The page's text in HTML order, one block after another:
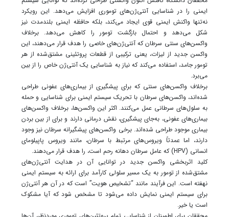
ایمنی را در شناسایی آنتی‌ژن‌های توموری افزایش می‌دهد. این رویکرد
نه‌تنها واکنش ایمنی قوی ایجاد می‌کند، بلکه حافظه ایمنی بلندمدت نیز
شکل می‌دهد و احتمال بازگشت تومور را کاهش می‌دهد. برخلاف
واکسن‌های سنتی سرطان که آنتی‌ژن‌های خاصی را هدف قرار می‌دهند، این
واکسن جدید از لیزات، یعنی ترکیبی از قطعات پروتئینی مشتق‌شده از هر
تومور جامد، استفاده می‌کند که نیاز به شناسایی یک آنتی‌ژن خاص را از بین
می‌برد.
برخلاف واکسن‌های سنتی که برای پیشگیری از بیماری‌های عفونی طراحی
شده‌اند، واکسن‌های سرطان با تحریک سیستم ایمنی برای شناسایی و حمله
به سلول‌های سرطانی عمل می‌کنند. اکثر این واکسن‌ها، برخلاف واکسن‌های
بیماری‌های عفونی، به‌جای پیشگیری، نقش درمانی دارند و برای از بین بردن
بیماری موجود طراحی شده‌اند. برخی واکسن‌های پیشگیرانه سرطان نیز وجود
دارند، اما عمدتاً ویروس‌های مرتبط با سرطان، مانند ویروس پاپیلومای
انسانی (HPV) که عامل سرطان دهانه رحم است، را هدف قرار می‌دهند.
کلید اثربخشی واکسن جدید در توانایی آن در هدایت آنتی‌ژن‌های
مشتق‌شده از تومور به یک مسیر سلولی کارآمد برای ارائه به سیستم ایمنی
نهفته است. این فرآیند مانند “تشخیص هویت” است که در آن هر آنتی‌ژن
برای سیستم ایمنی نمایش داده می‌شود تا مشخص شود که آیا مشکوک
است یا خیر.